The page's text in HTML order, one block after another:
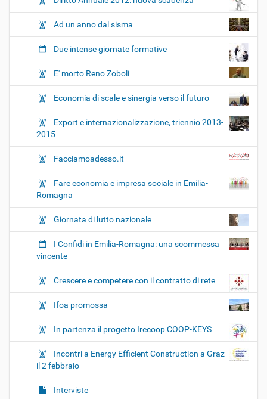
Ad un anno dal sisma
Due intense giornate formative
E' morto Reno Zoboli
Economia di scale e sinergia verso il futuro
Export e internazionalizzazione, triennio 2013-
2015
Facciamoadesso.it
Fare economia e impresa sociale in Emilia-
Romagna
Giornata di lutto nazionale
I Confidi in Emilia-Romagna: una scommessa
vincente
Crescere e competere con il contratto di rete
Ifoa promossa
In partenza il progetto Irecoop COOP-KEYS
Incontri a Energy Efficient Construction a Graz
il 2 febbraio
Interviste